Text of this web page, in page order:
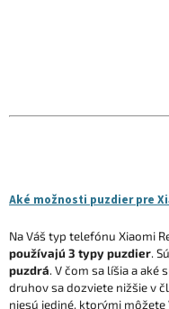
Aké možnosti puzdier pre
Na Váš typ telefónu Xiaomi
používajú 3 typy puzdier.
puzdrá. V čom sa líšia a aké
druhov sa dozviete nižšie v
niesú jediné, ktorými